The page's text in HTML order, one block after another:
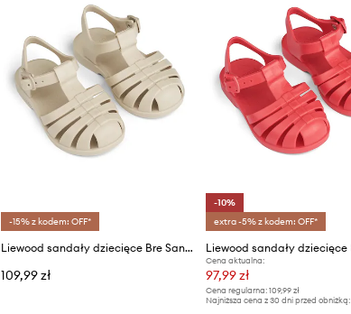
-15% z kodem: OFF*
Liewood sandały dziecięce Bre Sandals
109,99 zł
-10%
extra -5% z kodem: OFF*
Cena aktualna:
97,99 zł
Cena regularna:109,99 zł
Najniższa cena z 30 dni przed obniżką: